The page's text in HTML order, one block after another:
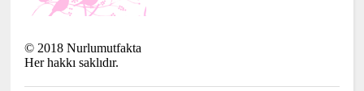
© 2018 Nurlumutfakta
Her hakkı saklıdır.